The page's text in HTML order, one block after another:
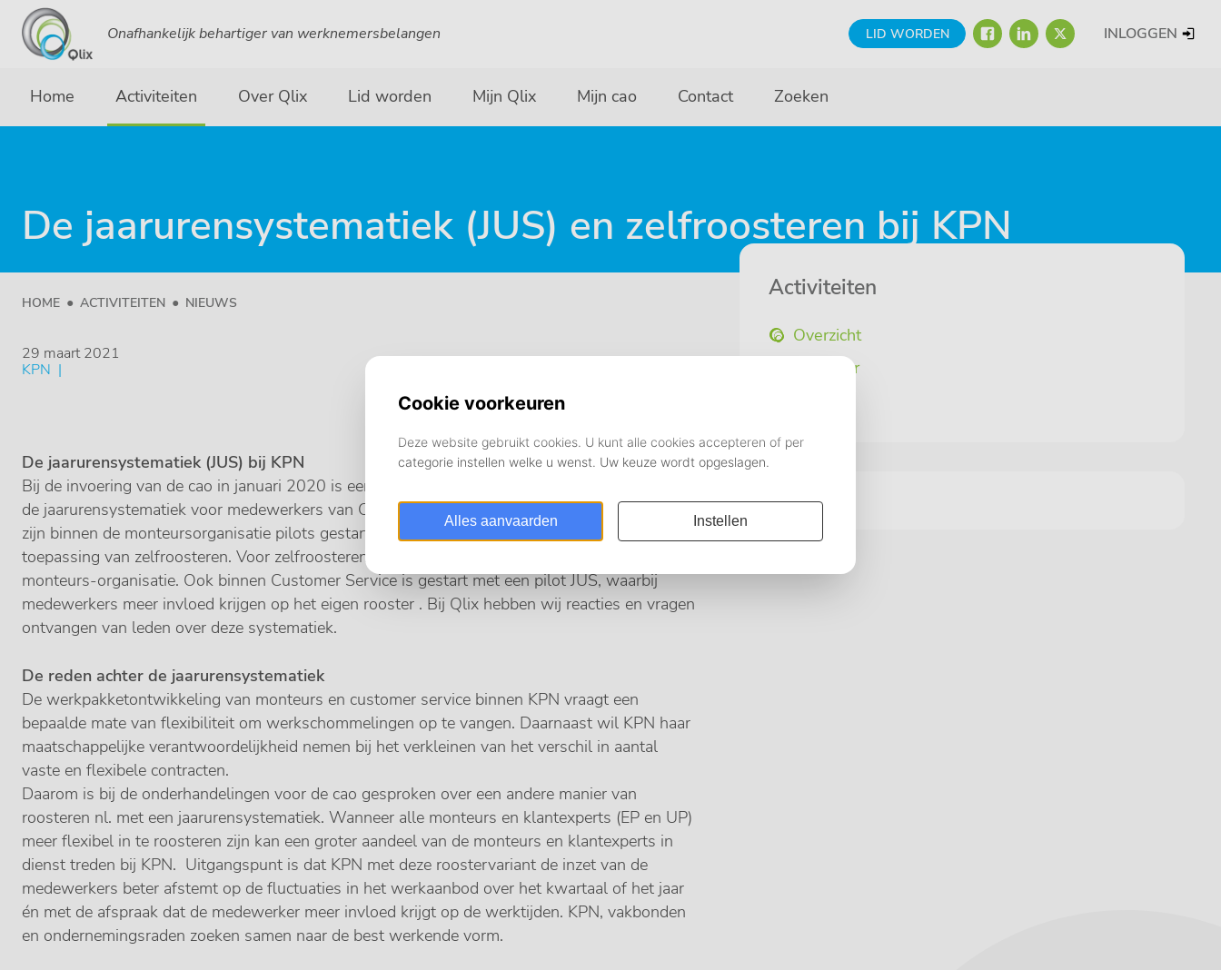
LID WORDEN FACEBOOK
LINKEDINTWITTER
INLOGGEN
Onafhankelijk behartiger van werknemersbelangen
Home Activiteiten Over Qlix Lid worden Mijn Qlix Mijn cao Contact Zoeken
HOME ACTIVITEITEN NIEUWS
De jaarurensystematiek (JUS) en zelfroosteren bij KPN
29 maart 2021
KPN
De jaarurensystematiek (JUS) bij KPN
Bij de invoering van de cao in januari 2020 is een artikel in de cao opgenomen dat gaat over
de jaarurensystematiek voor medewerkers van CS en monteurs. Een aantal weken geleden
zijn binnen de monteursorganisatie pilots gestart voor de jaarurensystematiek met de
toepassing van zelfroosteren. Voor zelfroosteren loopt al langere periode een pilot binnen de
monteurs-organisatie. Ook binnen Customer Service is gestart met een pilot JUS, waarbij
medewerkers meer invloed krijgen op het eigen rooster . Bij Qlix hebben wij reacties en vragen
ontvangen van leden over deze systematiek.
De reden achter de jaarurensystematiek
De werkpakketontwikkeling van monteurs en customer service binnen KPN vraagt een
bepaalde mate van flexibiliteit om werkschommelingen op te vangen. Daarnaast wil KPN haar
maatschappelijke verantwoordelijkheid nemen bij het verkleinen van het verschil in aantal
vaste en flexibele contracten.
Daarom is bij de onderhandelingen voor de cao gesproken over een andere manier van
roosteren nl. met een jaarurensystematiek. Wanneer alle monteurs en klantexperts (EP en UP)
meer flexibel in te roosteren zijn kan een groter aandeel van de monteurs en klantexperts in
dienst treden bij KPN. Uitgangspunt is dat KPN met deze roostervariant de inzet van de
medewerkers beter afstemt op de fluctuaties in het werkaanbod over het kwartaal of het jaar
én met de afspraak dat de medewerker meer invloed krijgt op de werktijden. KPN, vakbonden
en ondernemingsraden zoeken samen naar de best werkende vorm.
Activiteiten
Overzicht
Kalender